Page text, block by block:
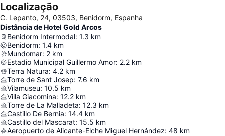
Localização
C. Lepanto, 24, 03503, Benidorm, Espanha
Distância de Hotel Gold Arcos
Benidorm Intermodal: 1.3 km
Benidorm: 1.4 km
Mundomar: 2 km
Estadio Municipal Guillermo Amor: 2.2 km
Terra Natura: 4.2 km
Torre de Sant Josep: 7.6 km
Vilamuseu: 10.5 km
Villa Giacomina: 12.2 km
Torre de La Malladeta: 12.3 km
Castillo De Bernia: 14.4 km
Castillo del Mascarat: 15.5 km
Aeropuerto de Alicante-Elche Miguel Hernández: 48 km